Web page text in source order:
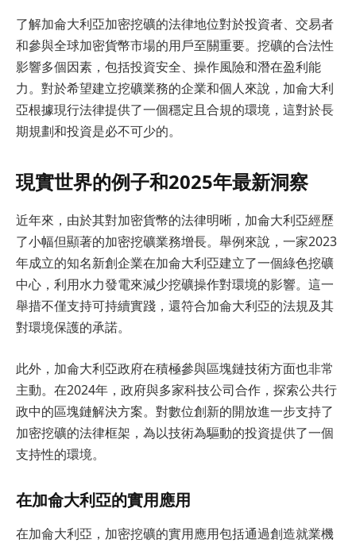
了解加侖大利亞加密挖礦的法律地位對於投資者、交易者
和參與全球加密貨幣市場的用戶至關重要。挖礦的合法性
影響多個因素，包括投資安全、操作風險和潛在盈利能
力。對於希望建立挖礦業務的企業和個人來說，加侖大利
亞根據現行法律提供了一個穩定且合規的環境，這對於長
期規劃和投資是必不可少的。
現實世界的例子和2025年最新洞察
近年來，由於其對加密貨幣的法律明晰，加侖大利亞經歷
了小幅但顯著的加密挖礦業務增長。舉例來說，一家2023
年成立的知名新創企業在加侖大利亞建立了一個綠色挖礦
中心，利用水力發電來減少挖礦操作對環境的影響。這一
舉措不僅支持可持續實踐，還符合加侖大利亞的法規及其
對環境保護的承諾。
此外，加侖大利亞政府在積極參與區塊鏈技術方面也非常
主動。在2024年，政府與多家科技公司合作，探索公共行
政中的區塊鏈解決方案。對數位創新的開放進一步支持了
加密挖礦的法律框架，為以技術為驅動的投資提供了一個
支持性的環境。
在加侖大利亞的實用應用
在加侖大利亞，加密挖礦的實用應用包括通過創造就業機